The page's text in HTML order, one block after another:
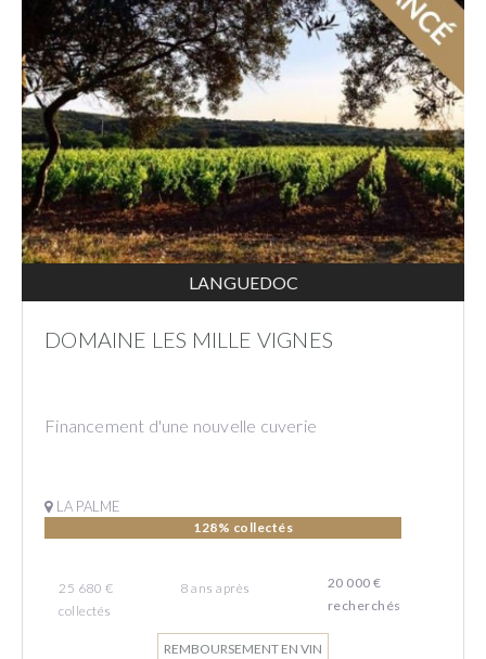
LANGUEDOC
DOMAINE LES MILLE VIGNES
Financement d'une nouvelle cuverie
LA PALME
128% collectés
25 680 €
collectés
8 ans après
20 000 €
recherchés
REMBOURSEMENT EN VIN